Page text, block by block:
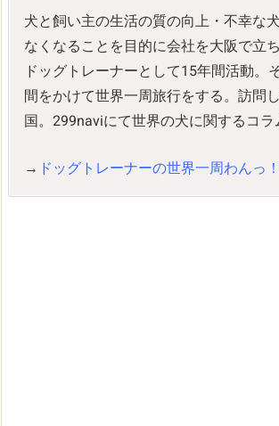
犬と飼い主の生活の質の向上・不幸な
なくなることを目的に会社を大阪で立
ドッグトレーナーとして15年間活動。
間をかけて世界一周旅行をする。訪問
国。299naviにて世界の犬に関するコラ
→ ドッグトレーナーの世界一周わんっ